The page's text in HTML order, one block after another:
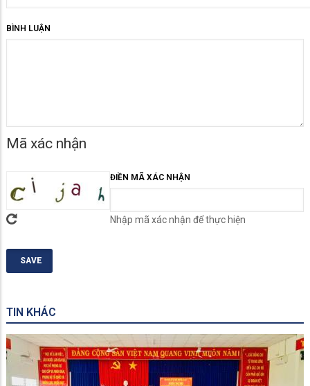
BÌNH LUẬN
Mã xác nhận
ĐIỀN MÃ XÁC NHẬN
Nhập mã xác nhận để thực hiện
TIN KHÁC